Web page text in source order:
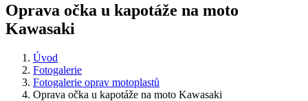
Oprava očka u kapotáže na moto
Kawasaki
Úvod
Fotogalerie
Fotogalerie oprav motoplastů
Oprava očka u kapotáže na moto Kawasaki